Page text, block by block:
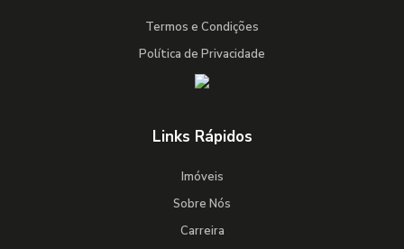
Termos e Condições
Política de Privacidade
Links Rápidos
Imóveis
Sobre Nós
Carreira